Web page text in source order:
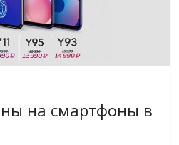
на смартфоны в